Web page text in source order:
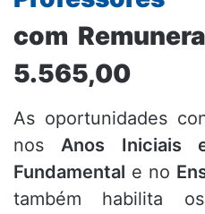
com
5.565,00
As oportunidades
nosAnos Iniciais
Fundamental e no
também habilita